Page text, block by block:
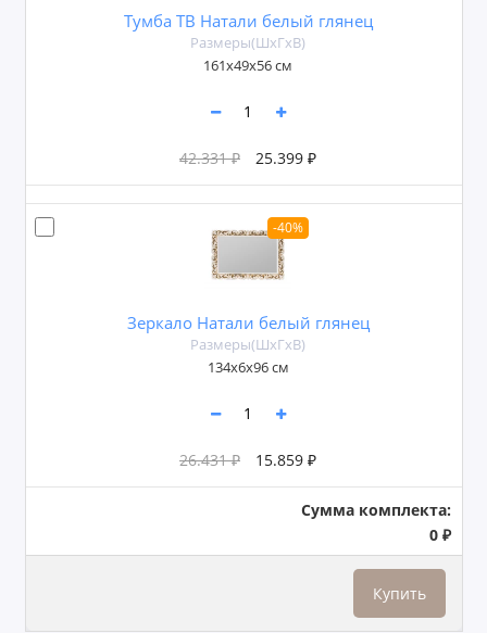
Тумба ТВ Натали белый глянец
Размеры(ШxГxВ)
161x49x56 см
42.331 ₽ 25.399 ₽
-40%
Зеркало Натали белый глянец
Размеры(ШxГxВ)
134х6х96 см
26.431 ₽ 15.859 ₽
Сумма комплекта:
0 ₽
Купить